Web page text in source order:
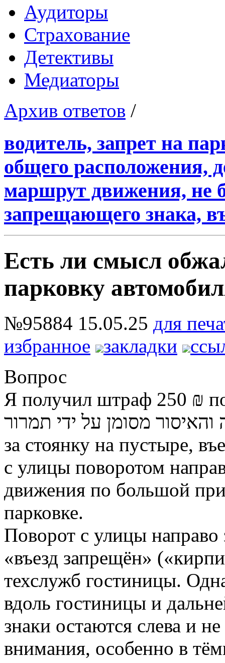
Аудиторы
Страхование
Детективы
Медиаторы
Архив ответов /
водитель, запрет на
общего
маршрут движения, не
запрещающего знака,
Есть ли смысл
парковку
№95884 15.05.25 для
избранное
закладки
Вопрос
Я получил штраф 250 ₪
מסומן על ידי תמרור
за стоянку на пустыре,
с улицы поворотом
движения по большой
парковке.
Поворот с улицы
«въезд запрещён»
техслужб гостиницы.
вдоль гостиницы и
знаки остаются слева и
внимания, особенно в